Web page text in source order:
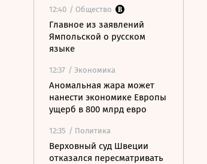
12:40 / Общество
Главное из заявлений
Ямпольской о русском
языке
12:37 / Экономика
Аномальная жара может
нанести экономике Европы
ущерб в 800 млрд евро
12:35 / Политика
Верховный суд Швеции
отказался пересматривать